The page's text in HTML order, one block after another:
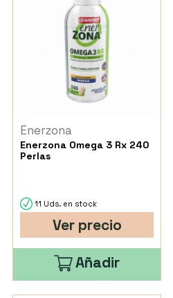
Enerzona
Enerzona Omega 3 Rx 240
Perlas
11 Uds. en stock
Ver precio
Añadir